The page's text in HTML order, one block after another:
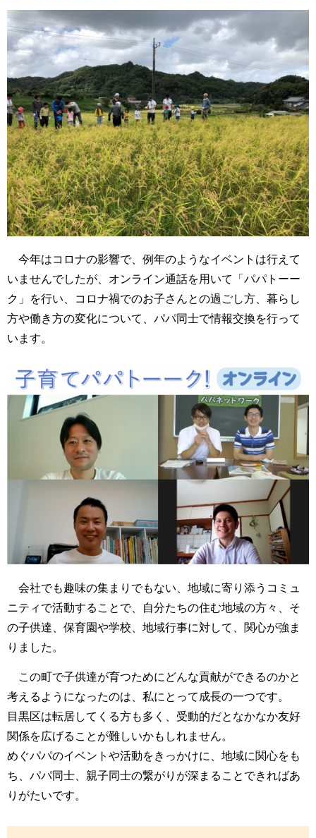
今年はコロナの影響で、例年のようなイベントは行えて
いませんでしたが、オンライン通話を用いて「パパトーー
ク」を行い、コロナ禍でのお子さんとの過ごし方、暮らし
方や働き方の変化について、パパ同士で情報交換を行って
います。
会社でも趣味の集まりでもない、地域に寄り添うコミュ
ニティで活動することで、自分たちの住む地域の方々、そ
の子供達、保育園や学校、地域行事に対して、関心が強ま
りました。
この町で子供達が育つためにどんな貢献ができるのかと
考えるようになったのは、私にとって成長の一つです。
目黒区は転居してくる方も多く、受動的だとなかなか友好
関係を広げることが難しいかもしれません。
めぐパパのイベントや活動をきっかけに、地域に関心をも
ち、パパ同士、親子同士の繋がりが深まることできればあ
りがたいです。